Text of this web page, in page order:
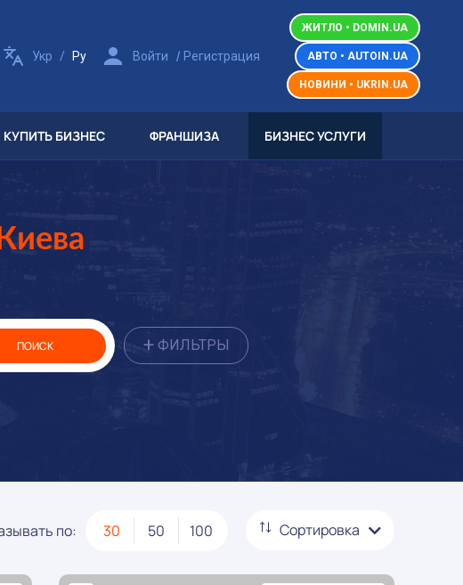
Укр / Ру Войти / Регистрация
ЖИТЛО • DOMIN.UA
АВТО • AUTOIN.UA
НОВИНИ • UKRIN.UA
КУПИТЬ БИЗНЕС ФРАНШИЗА БИЗНЕС УСЛУГИ
ПОИСК +ФИЛЬТРЫ
по: 30 50 100 Сортировка